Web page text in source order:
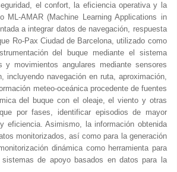
el confort, la eficiencia operativa y la
ML-AMAR (Machine Learning Applications in
a integrar datos de navegación, respuesta
Ro-Pax Ciudad de Barcelona, utilizado como
del buque mediante el sistema
y movimientos angulares mediante sensores
incluyendo navegación en ruta, aproximación,
meteo-oceánica procedente de fuentes
del buque con el oleaje, el viento y otras
por fases, identificar episodios de mayor
eficiencia. Asimismo, la información obtenida
monitorizados, así como para la generación
dinámica como herramienta para
de apoyo basados en datos para la